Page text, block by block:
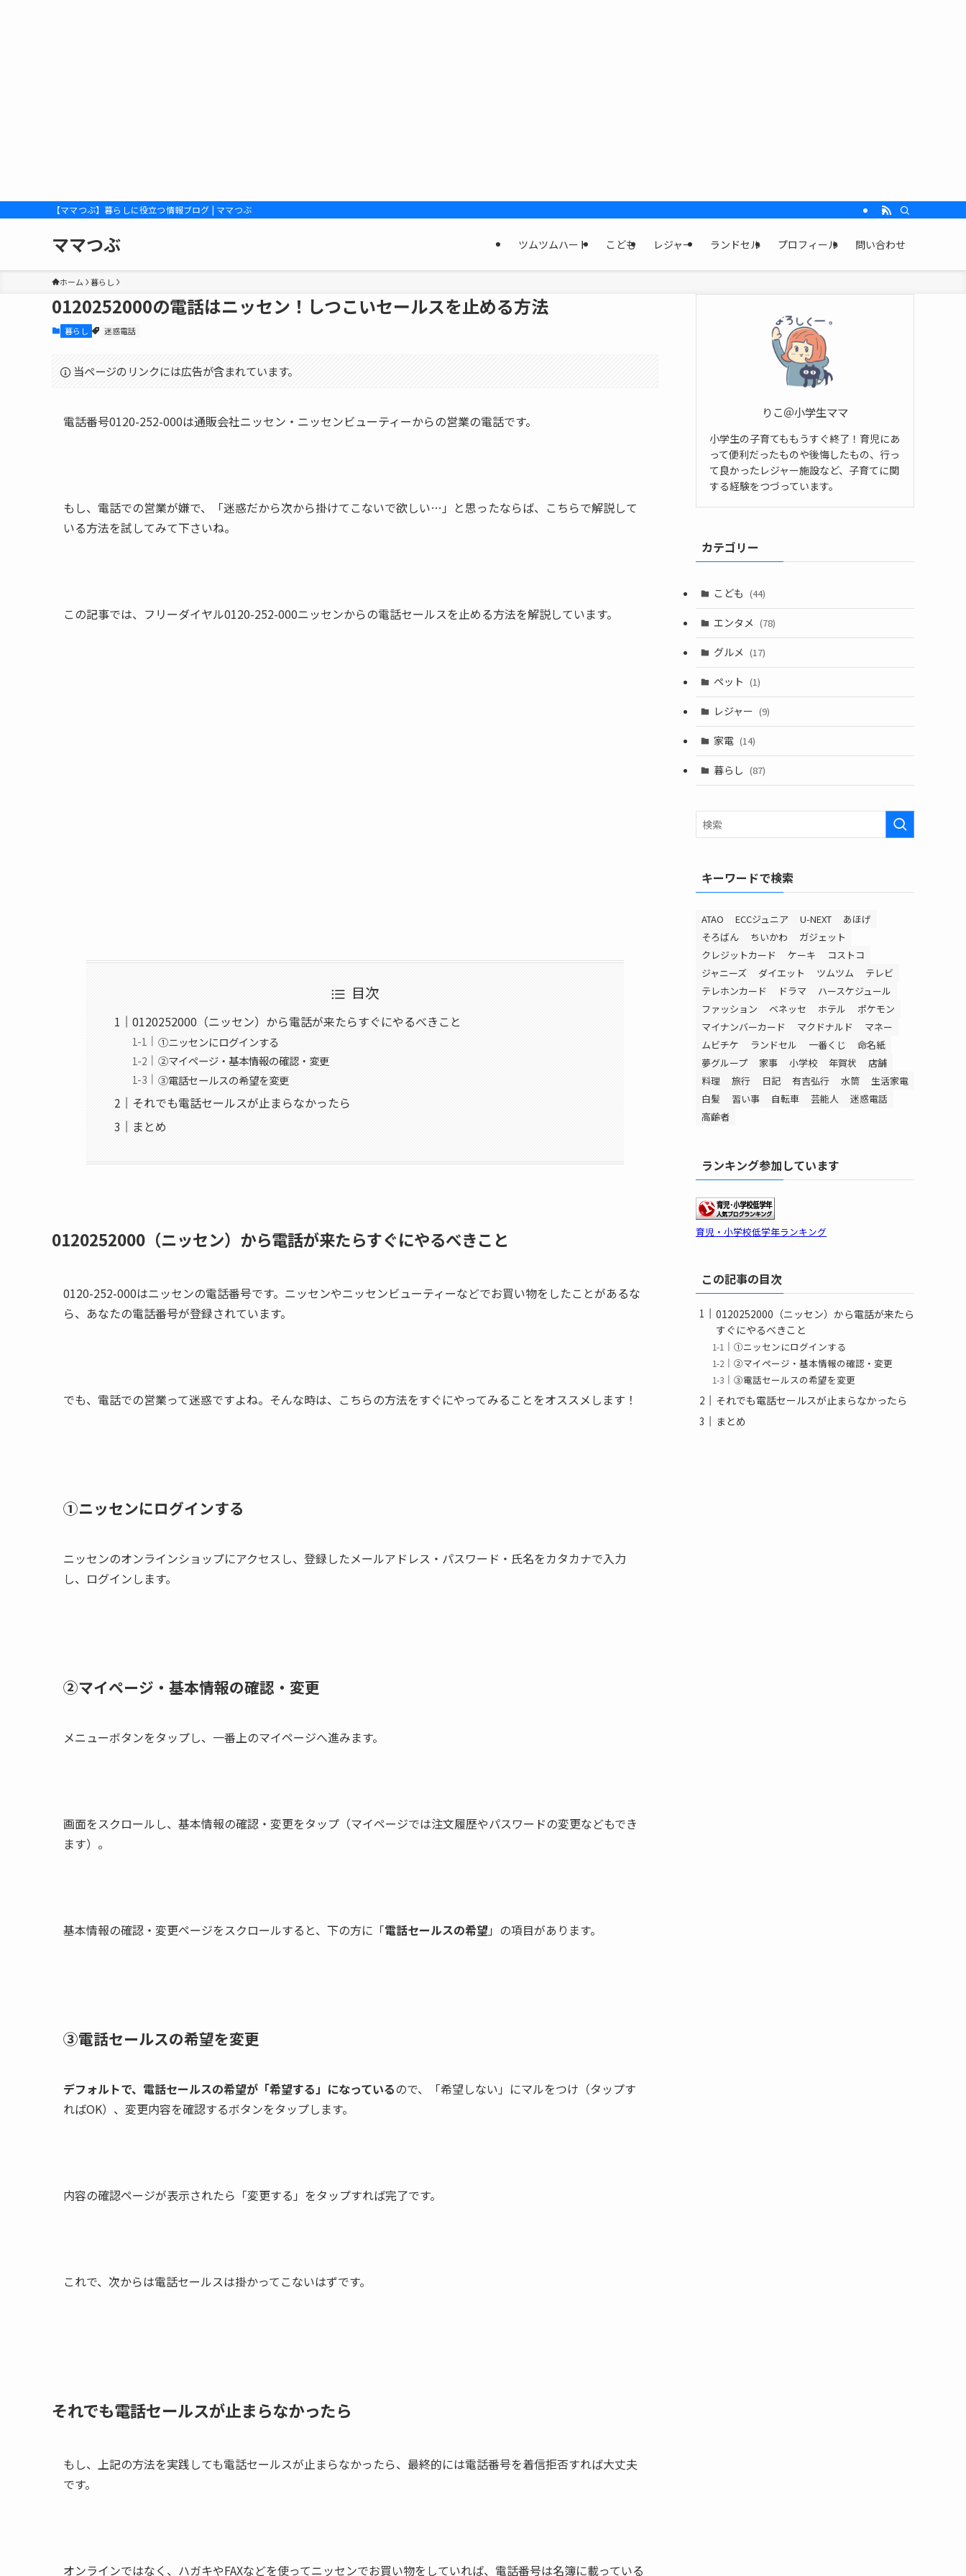
【ママつぶ】暮らしに役立つ情報ブログ | ママつぶ
ママつぶ ツムツムハート こども レジャー ランドセル プロフィール 問い合わせ
ホーム 暮らし
0120252000の電話はニッセン！しつこいセールスを止める方法
暮らし 迷惑電話
当ページのリンクには広告が含まれています。
電話番号0120-252-000は通販会社ニッセン・ニッセンビューティーからの営業の電話です。
もし、電話での営業が嫌で、「迷惑だから次から掛けてこないで欲しい…」と思ったならば、こちらで解説して
いる方法を試してみて下さいね。
この記事では、 フリーダイヤル0120-252-000ニッセンからの電話セールスを止める方法を解説しています。
目次
0120252000（ニッセン）から電話が来たらすぐにやるべきこと
①ニッセンにログインする
②マイページ・基本情報の確認・変更
③電話セールスの希望を変更
それでも電話セールスが止まらなかったら
まとめ
0120252000（ニッセン）から電話が来たらすぐにやるべきこと
0120-252-000はニッセンの電話番号です。ニッセンやニッセンビューティーなどでお買い物をしたことがあるな
ら、あなたの電話番号が登録されています。
でも、電話での営業って迷惑ですよね。そんな時は、こちらの方法をすぐにやってみることをオススメします！
①ニッセンにログインする
ニッセンのオンラインショップにアクセスし、登録したメールアドレス・パスワード・氏名をカタカナで入力
し、ログインします。
②マイページ・基本情報の確認・変更
メニューボタンをタップし、一番上のマイページへ進みます。
画面をスクロールし、基本情報の確認・変更をタップ（マイページでは注文履歴やパスワードの変更などもでき
ます）。
基本情報の確認・変更ページをスクロールすると、下の方に「電話セールスの希望」の項目があります。
③電話セールスの希望を変更
デフォルトで、電話セールスの希望が「希望する」になっているので、「希望しない」にマルをつけ（タップす
ればOK）、変更内容を確認するボタンをタップします。
内容の確認ページが表示されたら「変更する」をタップすれば完了です。
これで、次からは電話セールスは掛かってこないはずです。
それでも電話セールスが止まらなかったら
もし、上記の方法を実践しても電話セールスが止まらなかったら、最終的には電話番号を着信拒否すれば大丈夫
です。
オンラインではなく、ハガキやFAXなどを使ってニッセンでお買い物をしていれば、電話番号は名簿に載っている
りこ＠小学生ママ
小学生の子育てももうすぐ終了！育児にあ
って便利だったものや後悔したもの、行っ
て良かったレジャー施設など、子育てに関
する経験をつづっています。
カテゴリー
こども (44)
エンタメ (78)
グルメ (17)
ペット (1)
レジャー (9)
家電 (14)
暮らし (87)
キーワードで検索
ATAO ECCジュニア U-NEXT
あほげ
そろばん
ちいかわ
ガジェット
クレジットカード
ケーキ
コストコ
ジャニーズ
ダイエット ツムツム
テレビ
テレホンカード
ドラマ
ハースケジュール
ファッション
ベネッセ ホテル
ポケモン
マイナンバーカード
マクドナルド
マネー
ムビチケ
ランドセル 一番くじ
命名紙
夢グループ
家事 小学校 年賀状
店舗
料理
旅行 日記 有吉弘行 水筒
生活家電
白髪
習い事 自転車 芸能人
迷惑電話
高齢者
ランキング参加しています
育児・小学校低学年ランキング
この記事の目次
0120252000（ニッセン）から電話が来たら
すぐにやるべきこと
①ニッセンにログインする
②マイページ・基本情報の確認・変更
③電話セールスの希望を変更
それでも電話セールスが止まらなかったら
まとめ